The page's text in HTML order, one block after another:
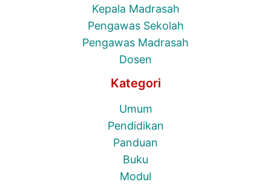
Kepala Madrasah
Pengawas Sekolah
Pengawas Madrasah
Dosen
Kategori
Umum
Pendidikan
Panduan
Buku
Modul